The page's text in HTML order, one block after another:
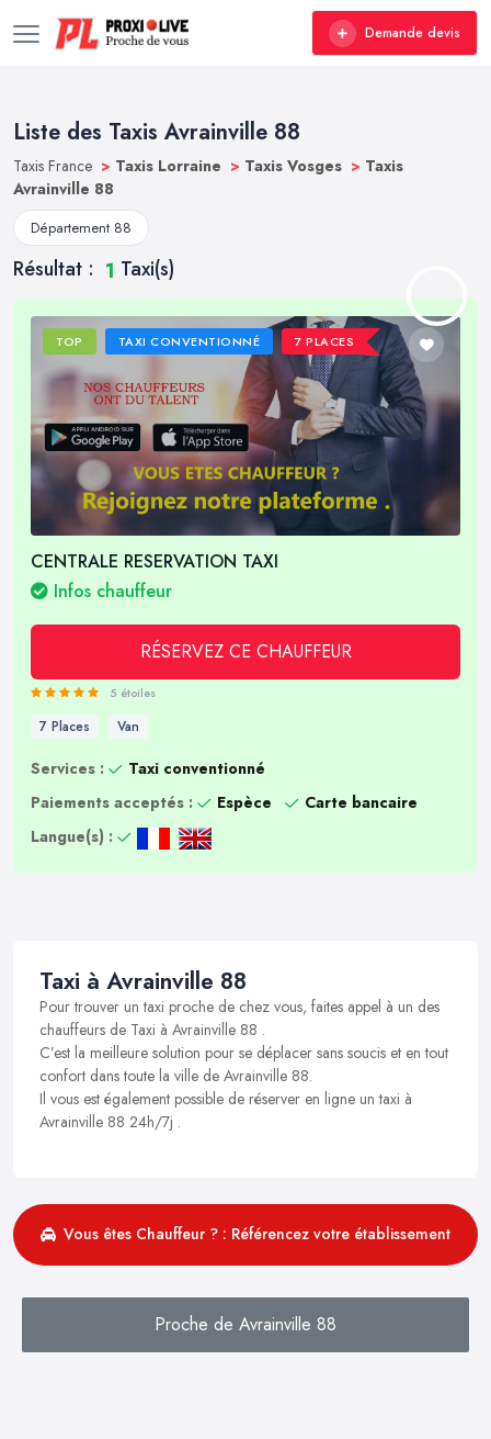
Demande devis
Liste des Taxis Avrainville 88
Taxis France > Taxis Lorraine > Taxis Vosges > Taxis
Avrainville 88
Département 88
Résultat : 1 Taxi(s)
TOP TAXI CONVENTIONNÉ 7 PLACES
CENTRALE RESERVATION TAXI
Infos chauffeur
RÉSERVEZ CE CHAUFFEUR
5 étoiles
7 Places Van
Services :
Taxi conventionné
Paiements acceptés :
Espèce
Carte bancaire
Langue(s) :
Taxi à Avrainville 88
Pour trouver un taxi proche de chez vous, faites appel à un des
chauffeurs de Taxi à Avrainville 88 .
C’est la meilleure solution pour se déplacer sans soucis et en tout
confort dans toute la ville de Avrainville 88.
Il vous est également possible de réserver en ligne un taxi à
Avrainville 88 24h/7j .
Vous êtes Chauffeur ? : Référencez votre établissement
Proche de Avrainville 88